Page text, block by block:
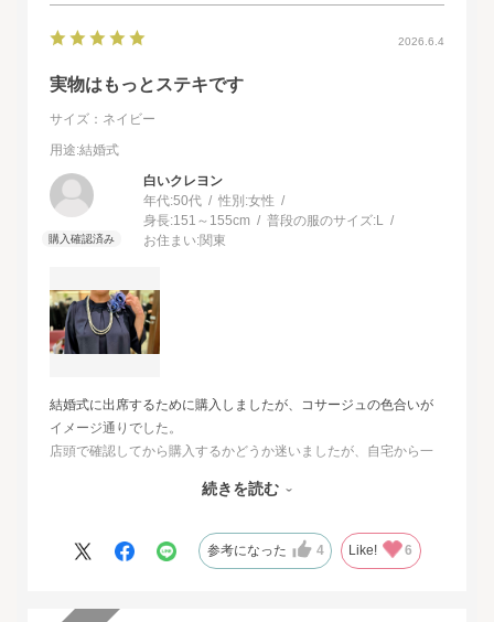
2026.6.4
実物はもっとステキです
サイズ：ネイビー
用途:結婚式
白いクレヨン
年代:50代 性別:女性
身長:151～155cm 普段の服のサイズ:L
お住まい:関東
結婚式に出席するために購入しましたが、コサージュの色合いが
イメージ通りでした。
店頭で確認してから購入するかどうか迷いましたが、自宅から一
オンラインショップは写真数が多くじっくりと検討することがで
また、購入するとすぐに届くのでとても便利だと思いました。
続きを読む
参考になった 4 Like! 6